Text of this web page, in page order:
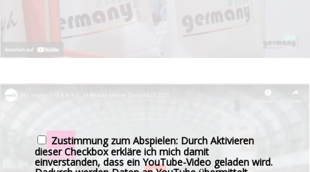
Zustimmung zum Abspielen: Durch Aktivieren
dieser Checkbox erkläre ich mich damit
einverstanden, dass ein YouTube-Video geladen wird.